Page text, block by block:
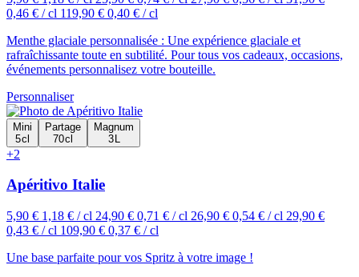
0,46 € / cl 119,90 € 0,40 € / cl
Menthe glaciale personnalisée : Une expérience glaciale et
rafraîchissante toute en subtilité. Pour tous vos cadeaux, occasions,
événements personnalisez votre bouteille.
Personnaliser
Mini
5 cl
Partage
70 cl
Magnum
3 L
+2
Apéritivo Italie
5,90 € 1,18 € / cl 24,90 € 0,71 € / cl 26,90 € 0,54 € / cl 29,90 €
0,43 € / cl 109,90 € 0,37 € / cl
Une base parfaite pour vos Spritz à votre image !